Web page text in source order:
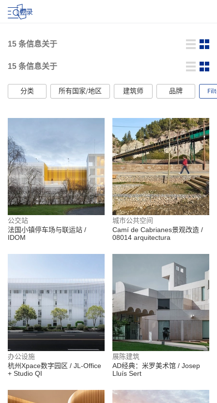
登录
15 条信息关于
15 条信息关于
分类 所有国家/地区 建筑师 品牌
公交站
法国小镇停车场与联运站 /
IDOM
城市公共空间
Camí de Cabrianes景观改造 /
08014 arquitectura
办公设施
杭州Xpace数字园区 / JL-Office
+ Studio QI
展陈建筑
AD经典：米罗美术馆 / Josep
Lluís Sert